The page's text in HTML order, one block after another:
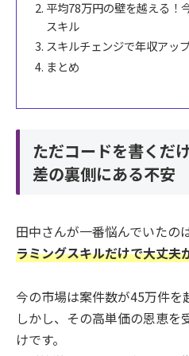
平均78万円の壁を越える！
スキル
スキルチェンジで年収アッ
まとめ
ただコードを書くだ
差の裏側にある不安
田中さんが一番悩んでいたのは
ラミングスキルだけで大丈夫
今の市場は案件数が45万件を
しかし、その高単価の恩恵を
けです。